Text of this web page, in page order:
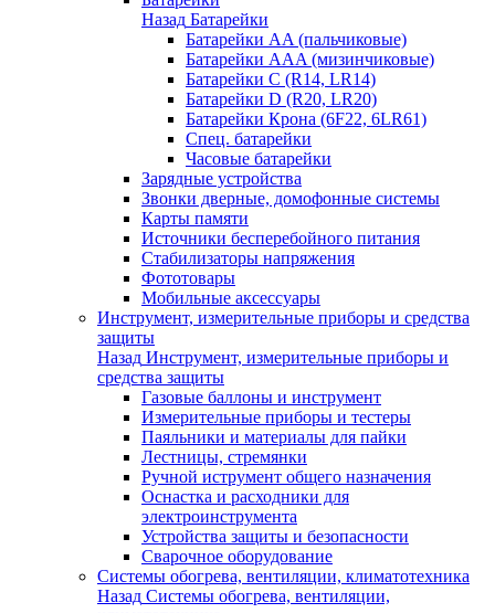
Назад Батарейки
Батарейки AA (пальчиковые)
Батарейки AAA (мизинчиковые)
Батарейки C (R14, LR14)
Батарейки D (R20, LR20)
Батарейки Крона (6F22, 6LR61)
Спец. батарейки
Часовые батарейки
Зарядные устройства
Звонки дверные, домофонные системы
Карты памяти
Источники бесперебойного питания
Стабилизаторы напряжения
Фототовары
Мобильные аксессуары
Инструмент, измерительные приборы и средства
защиты
Назад Инструмент, измерительные приборы и
средства защиты
Газовые баллоны и инструмент
Измерительные приборы и тестеры
Паяльники и материалы для пайки
Лестницы, стремянки
Ручной иструмент общего назначения
Оснастка и расходники для
электроинструмента
Устройства защиты и безопасности
Сварочное оборудование
Системы обогрева, вентиляции, климатотехника
Назад Системы обогрева, вентиляции,